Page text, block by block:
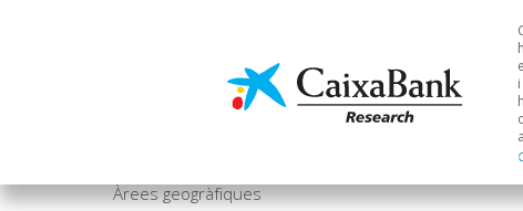
Economia i mercats
Àrees geogràfiques